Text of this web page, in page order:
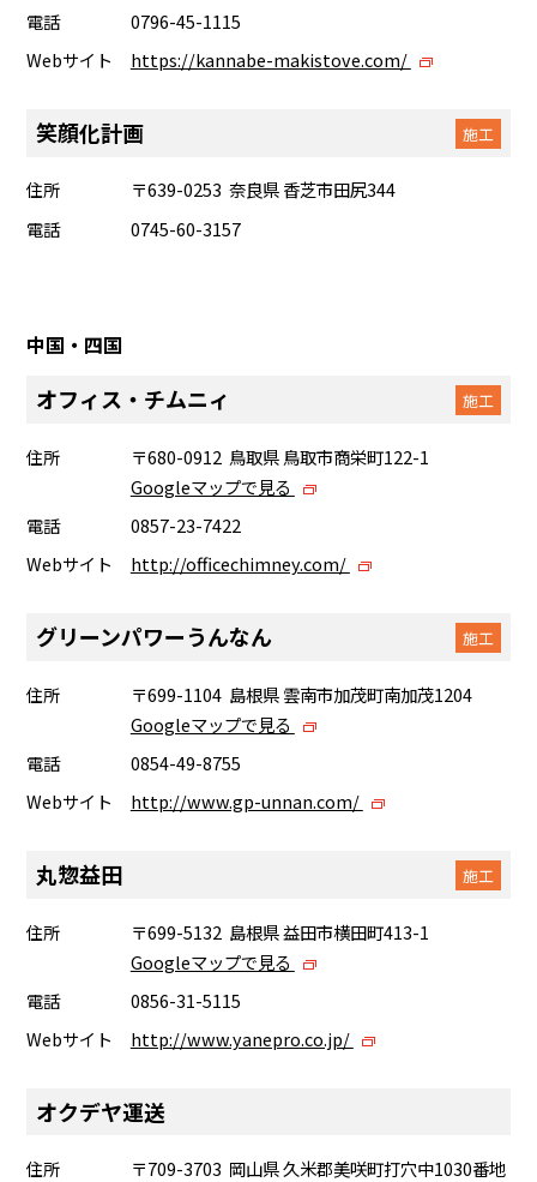
電話
0796-45-1115
Webサイト
https://kannabe-makistove.com/
笑顔化計画 施工
住所
〒639-0253 奈良県 香芝市田尻344
電話
0745-60-3157
中国・四国
オフィス・チムニィ 施工
住所
〒680-0912 鳥取県 鳥取市商栄町122-1
Googleマップで見る
電話
0857-23-7422
Webサイト
http://officechimney.com/
グリーンパワーうんなん 施工
住所
〒699-1104 島根県 雲南市加茂町南加茂1204
Googleマップで見る
電話
0854-49-8755
Webサイト
http://www.gp-unnan.com/
丸惣益田 施工
住所
〒699-5132 島根県 益田市横田町413-1
Googleマップで見る
電話
0856-31-5115
Webサイト
http://www.yanepro.co.jp/
オクデヤ運送
住所
〒709-3703 岡山県 久米郡美咲町打穴中1030番地